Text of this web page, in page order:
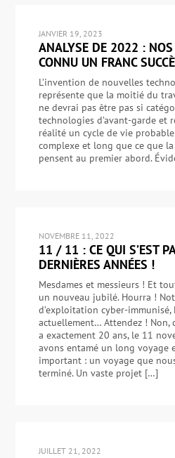
JANVIER 19, 2023
ANALYSE DE 2022 :
CONNU UN FRANC
L’invention de nouvelles
représente que la moitié du
ne devrai pas être pas si
technologies d’avant-garde et
réalité un cycle de vie
complexe et long que ce que
pensent au premier abord.
NOVEMBRE 11, 2022
11 / 11 : CE QUI S’EST
DERNIÈRES ANNÉES !
Mesdames et messieurs ! Et
un nouveau jubilé. Hourra !
d’exploitation cyber-immunisé,
actuellement… Attendez ! Non,
a exactement 20 ans, le 11
avons entamé un long voyage
important : un voyage que
terminé. Un vaste projet […]
JUILLET 21, 2022